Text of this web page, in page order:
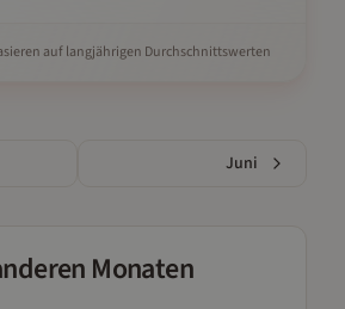
auf langjährigen Durchschnittswerten
Juni
Monaten